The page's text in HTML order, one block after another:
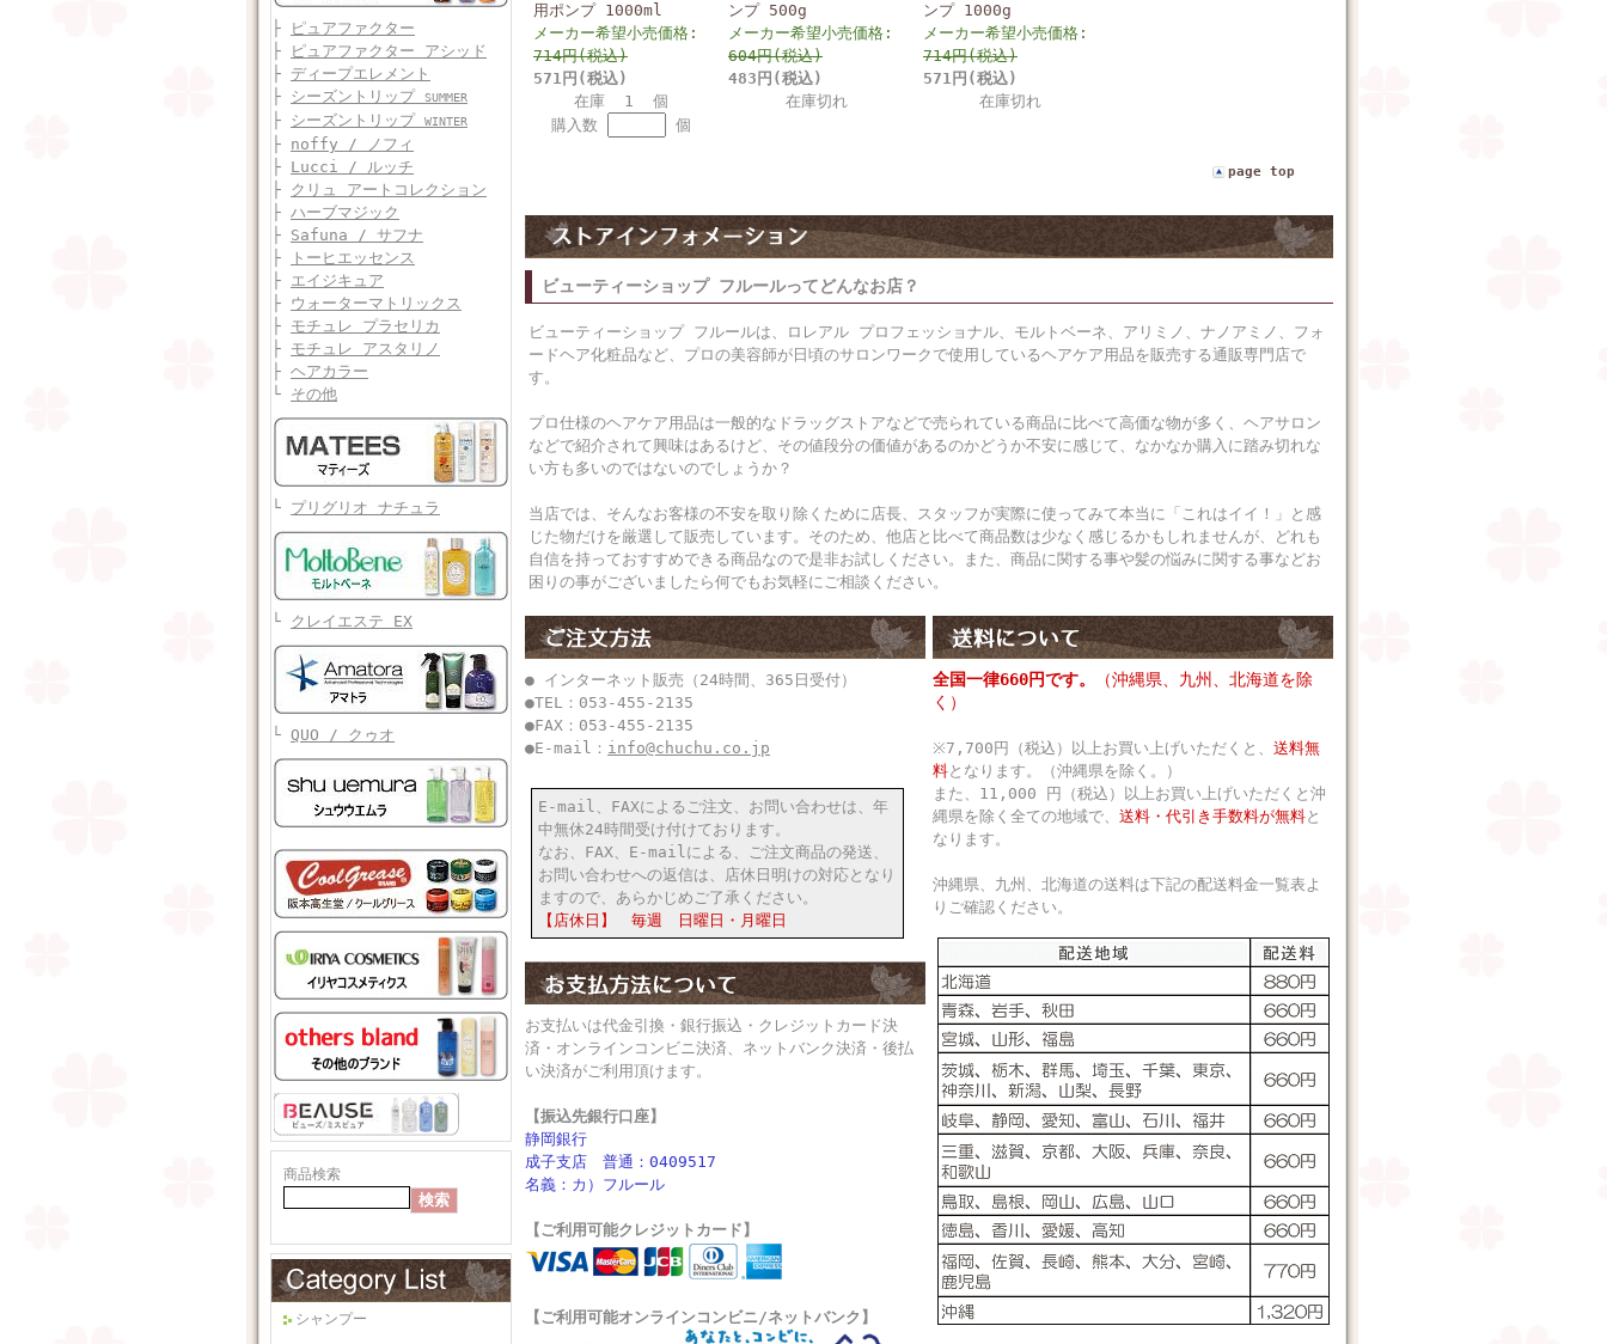
├
ピュアファクター
├
ピュアファクター アシッド
├ ディープエレメント
├ シーズントリップ SUMMER
├ シーズントリップ WINTER
├ noffy / ノフィ
├ Lucci / ルッチ
├ クリュ アートコレクション
├ ハーブマジック
├ Safuna / サフナ
├
トーヒエッセンス
├ エイジキュア
├ ウォーターマトリックス
├ モチュレ プラセリカ
├ モチュレ アスタリノ
├ ヘアカラー
└ その他
└ プリグリオ ナチュラ
└ クレイエステ EX
└ QUO / クゥオ
商品検索
シャンプー
用ポンプ 1000ml
メーカー希望小売価格:
714円(税込)
571円(税込)
在庫 1 個
購入数
個
ンプ 500g
メーカー希望小売価格:
604円(税込)
483円(税込)
在庫切れ
ンプ 1000g
メーカー希望小売価格:
714円(税込)
571円(税込)
在庫切れ
page top
ビューティーショップ フルールってどんなお店？
ビューティーショップ フルールは、ロレアル プロフェッショナル、モルトベーネ、アリミノ、ナノアミノ、フォ
ードヘア化粧品など、プロの美容師が日頃のサロンワークで使用しているヘアケア用品を販売する通販専門店で
す。
プロ仕様のヘアケア用品は一般的なドラッグストアなどで売られている商品に比べて高価な物が多く、ヘアサロン
などで紹介されて興味はあるけど、その値段分の価値があるのかどうか不安に感じて、なかなか購入に踏み切れな
い方も多いのではないのでしょうか？
当店では、そんなお客様の不安を取り除くために店長、スタッフが実際に使ってみて本当に「これはイイ！」と感
じた物だけを厳選して販売しています。そのため、他店と比べて商品数は少なく感じるかもしれませんが、どれも
自信を持っておすすめできる商品なので是非お試しください。また、商品に関する事や髪の悩みに関する事などお
困りの事がございましたら何でもお気軽にご相談ください。
● インターネット販売（24時間、365日受付）
●TEL：053-455-2135
●FAX：053-455-2135
●E-mail： info@chuchu.co.jp
E-mail、FAXによるご注文、お問い合わせは、年
中無休24時間受け付けております。
なお、FAX、E-mailによる、ご注文商品の発送、
お問い合わせへの返信は、店休日明けの対応となり
ますので、あらかじめご了承ください。
【店休日】 毎週 日曜日・月曜日
お支払いは代金引換・銀行振込・クレジットカード決
済・オンラインコンビニ決済、ネットバンク決済・後払
い決済がご利用頂けます。
【振込先銀行口座】
静岡銀行
成子支店 普通：0409517
名義：カ）フルール
【ご利用可能クレジットカード】
【ご利用可能オンラインコンビニ/ネットバンク】
全国一律660円です。
（沖縄県、九州、北海道を除
く）
※7,700円（税込）以上お買い上げいただくと、 送料無
料となります。（沖縄県を除く。）
また、11,000 円（税込）以上お買い上げいただくと沖
縄県を除く全ての地域で、 送料・代引き手数料が無料と
なります。
沖縄県、九州、北海道の送料は下記の配送料金一覧表よ
りご確認ください。